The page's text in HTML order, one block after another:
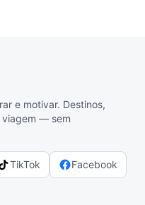
e motivar. Destinos,
viagem — sem
TikTok Facebook